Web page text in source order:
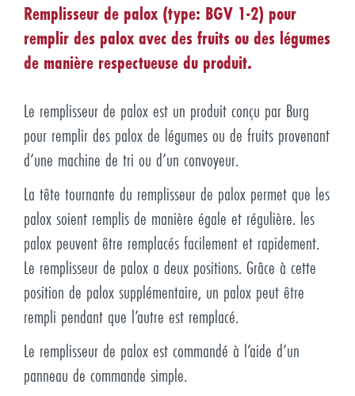
Remplisseur de palox (type: BGV 1-2) pour
remplir des palox avec des fruits ou des légumes
de manière respectueuse du produit.
Le remplisseur de palox est un produit conçu par Burg
pour remplir des palox de légumes ou de fruits provenant
d’une machine de tri ou d’un convoyeur.
La tête tournante du remplisseur de palox permet que les
palox soient remplis de manière égale et régulière. les
palox peuvent être remplacés facilement et rapidement.
Le remplisseur de palox a deux positions. Grâce à cette
position de palox supplémentaire, un palox peut être
rempli pendant que l’autre est remplacé.
Le remplisseur de palox est commandé à l’aide d’un
panneau de commande simple.